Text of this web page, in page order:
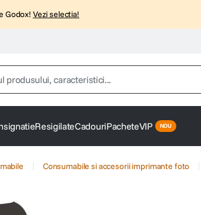
Godox! Vezi selectia!
caracteristici...
ResigilateCadouriPacheteVIP
Consumabile si accesorii imprimante foto